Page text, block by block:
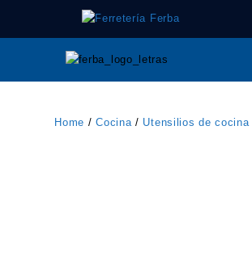
contenido
Home /Cocina / Utensilios de cocina